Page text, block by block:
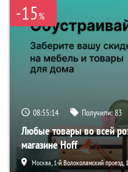
-15%
08:55:13 Получили:83
Любые товары во всей
магазине Hoff
Москва, 1-й Волоколамский проезд,